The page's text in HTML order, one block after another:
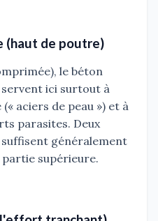
(haut de poutre)
le béton
ici surtout à
aciers de peau ») et à
parasites. Deux
suffisent généralement
supérieure.